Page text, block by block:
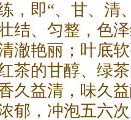
，即“、甘、清
结、匀整，色
澈艳丽；叶底
茶的甘醇、绿
久益清，味久
郁，冲泡五六